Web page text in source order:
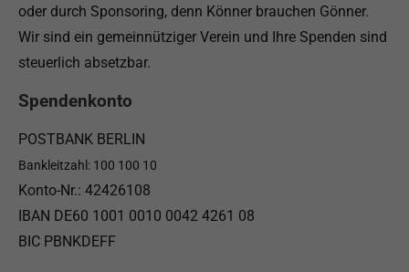
oder durch Sponsoring, denn Könner brauchen Gönner.
Wir sind ein gemeinnütziger Verein und Ihre Spenden sind
steuerlich absetzbar.
Spendenkonto
POSTBANK BERLIN
Bankleitzahl: 100 100 10
Konto-Nr.: 42426108
IBAN DE60 1001 0010 0042 4261 08
BIC PBNKDEFF